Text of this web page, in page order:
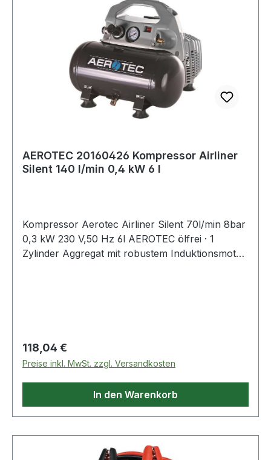
AEROTEC 20160426 Kompressor Airliner
Silent 140 l/min 0,4 kW 6 l
Kompressor Aerotec Airliner Silent 70l/min 8bar
0,3 kW 230 V,50 Hz 6l AEROTEC ölfrei · 1
Zylinder Aggregat mit robustem Induktionsmotor
Höhe: 320mm · Netzspannung: 230 V / 50 Hz ·
prüfpflichtig: ja
Regulärer Preis:
118,04 €
Preise inkl. MwSt. zzgl. Versandkosten
In den Warenkorb